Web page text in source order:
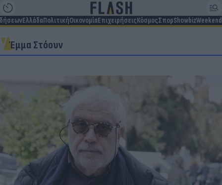
ΕλλάδαΠολιτικήΟικονομίαΕπιχειρήσειςΚόσμοςΣπορShowbizWeekend
Έμμα Στόουν